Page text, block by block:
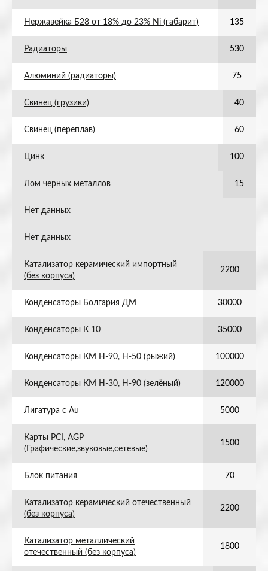
Нержавейка Б28 от 18% до 23% Ni (габарит) 135
Радиаторы 530
Алюминий (радиаторы) 75
Свинец (грузики) 40
Свинец (переплав) 60
Цинк 100
Лом черных металлов 15
Нет данных
Нет данных
Катализатор керамический импортный
(без корпуса)
2200
Конденсаторы Болгария ДМ 30000
Конденсаторы К 10 35000
Конденсаторы КМ Н-90, Н-50 (рыжий) 100000
Конденсаторы КМ Н-30, Н-90 (зелёный) 120000
Лигатура с Au 5000
Карты PCI, AGP
(Графические,звуковые,сетевые)
1500
Блок питания 70
Катализатор керамический отечественный
(без корпуса)
2200
Катализатор металлический
отечественный (без корпуса)
1800